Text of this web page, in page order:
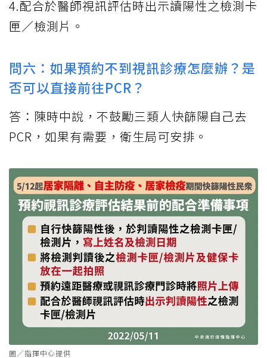
4.配合於醫師視訊評估時出示讀陽性之檢測卡
匣／檢測片。
問六：如果預約不到視訊診療怎麼辦？是
否可以直接前往PCR？
答：陳時中說，不鼓勵三類人快篩陽自己去
PCR，如果有需要，衛生局可安排。
圖／指揮中心提供